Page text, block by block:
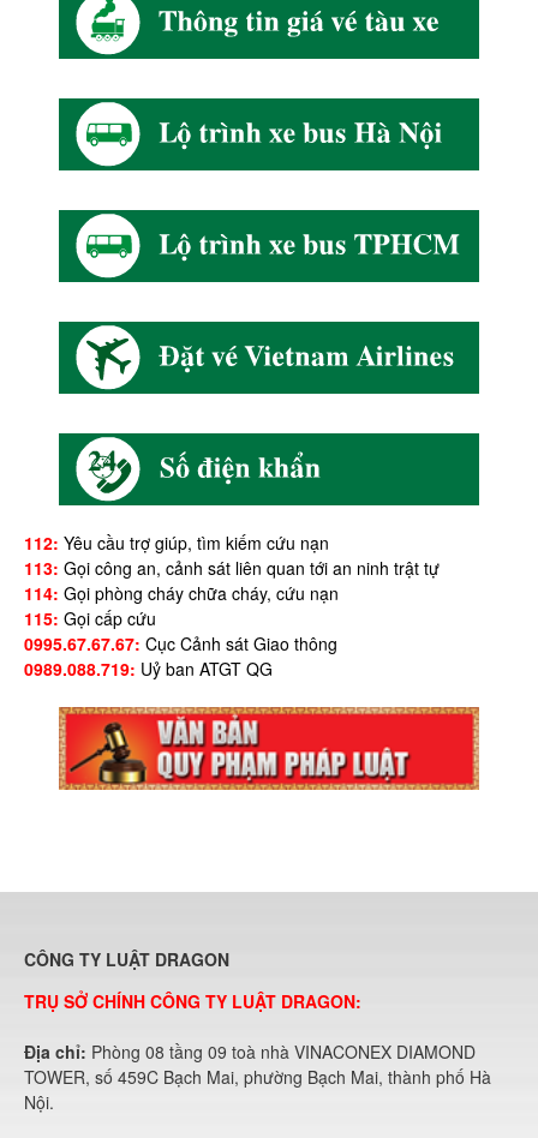
112: Yêu cầu trợ giúp, tìm kiếm cứu nạn
113: Gọi công an, cảnh sát liên quan tới an ninh trật tự
114: Gọi phòng cháy chữa cháy, cứu nạn
115: Gọi cấp cứu
0995.67.67.67: Cục Cảnh sát Giao thông
0989.088.719: Uỷ ban ATGT QG
CÔNG TY LUẬT DRAGON
TRỤ SỞ CHÍNH CÔNG TY LUẬT DRAGON:
Địa chỉ: Phòng 08 tầng 09 toà nhà VINACONEX DIAMOND
TOWER, số 459C Bạch Mai, phường Bạch Mai, thành phố Hà
Nội.